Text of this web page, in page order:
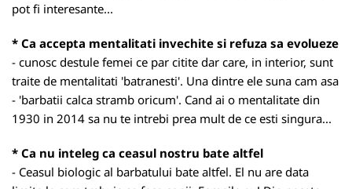
pot fi interesante...
* Ca accepta mentalitati invechite si refuza sa evolueze
- cunosc destule femei ce par citite dar care, in interior, sunt
traite de mentalitati 'batranesti'. Una dintre ele suna cam asa
- 'barbatii calca stramb oricum'. Cand ai o mentalitate din
1930 in 2014 sa nu te intrebi prea mult de ce esti singura...
* Ca nu inteleg ca ceasul nostru bate altfel
- Ceasul biologic al barbatului bate altfel. El nu are data